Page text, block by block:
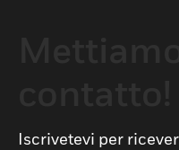
Iscrivetevi per